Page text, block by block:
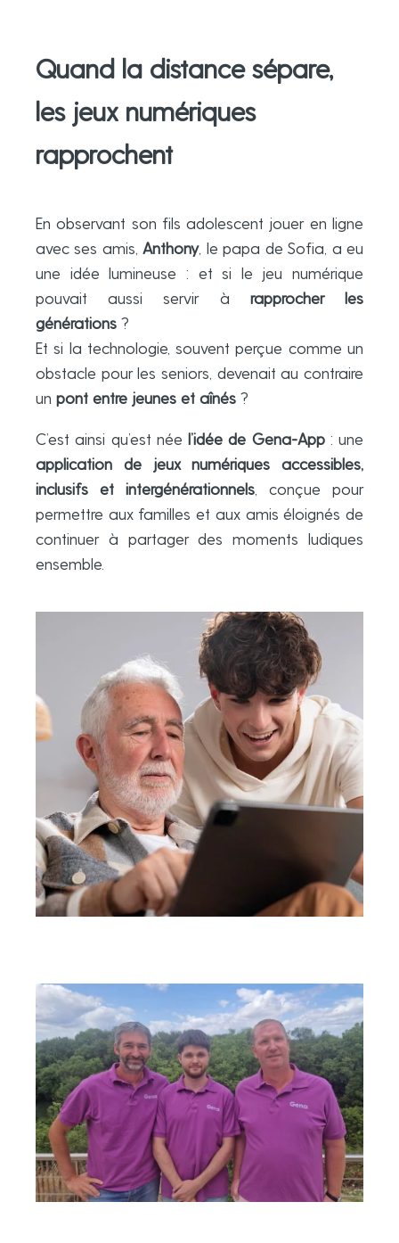
Quand la distance sépare,
les jeux numériques
rapprochent
En observant son fils adolescent jouer en ligne
avec ses amis, Anthony, le papa de Sofia, a eu
une idée lumineuse : et si le jeu numérique
pouvait aussi servir à rapprocher les
générations ?
Et si la technologie, souvent perçue comme un
obstacle pour les seniors, devenait au contraire
un pont entre jeunes et aînés ?
C’est ainsi qu’est née l’idée de Gena-App: une
application de jeux numériques accessibles,
inclusifs et intergénérationnels , conçue pour
permettre aux familles et aux amis éloignés de
continuer à partager des moments ludiques
ensemble.